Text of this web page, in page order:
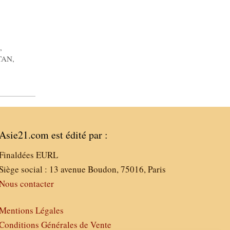
,
,
est édité par :
EURL
social : 13 avenue Boudon, 75016, Paris
contacter
Légales
Générales de Vente